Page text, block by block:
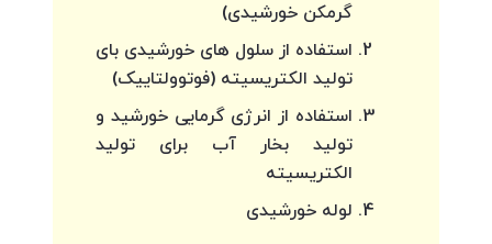
گرمکن خورشیدی)
استفاده از سلول های خورشیدی بای
تولید الکتریسیته (فوتوولتاییک)
استفاده از انرژی گرمایی خورشید و
تولید بخار آب برای تولید
الکتریسیته
لوله خورشیدی